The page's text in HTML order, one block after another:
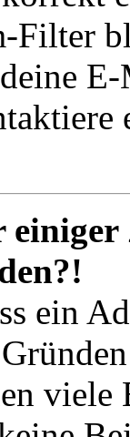
Filter
ein
viele